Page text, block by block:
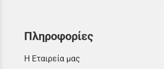
Πληροφορίες
Η Εταιρεία μας